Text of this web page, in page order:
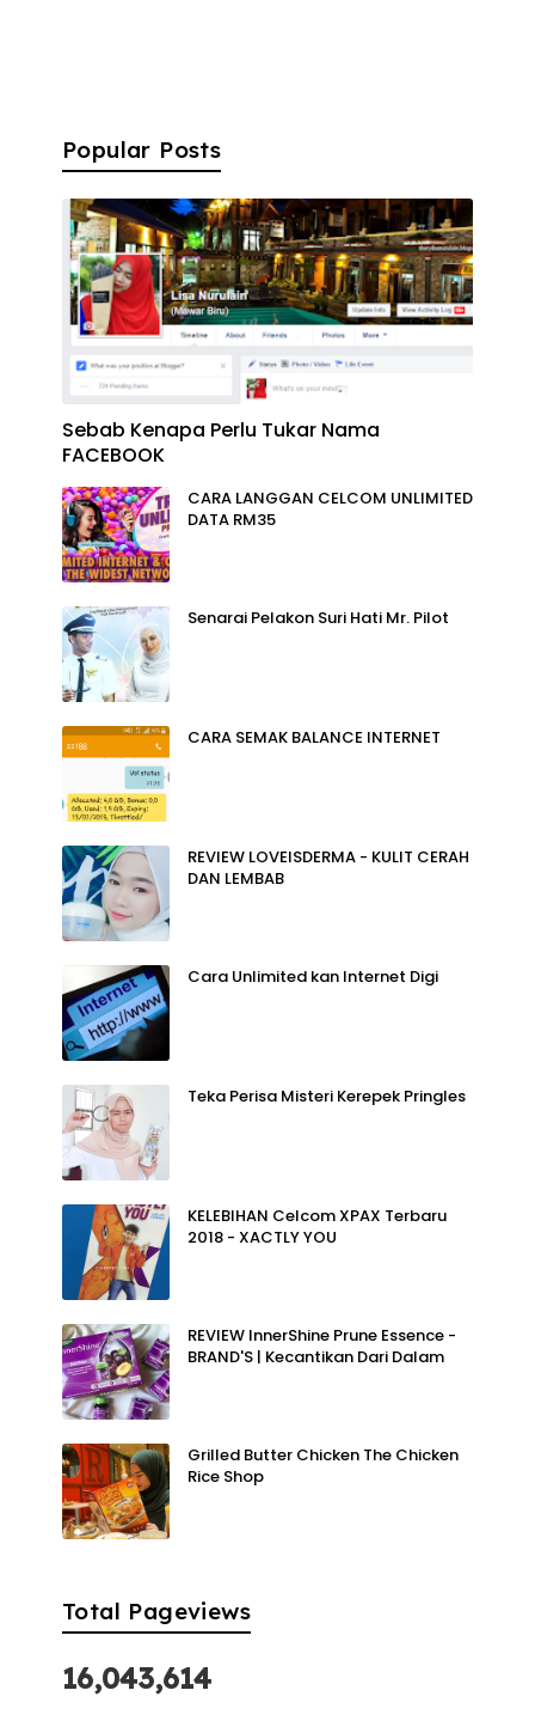
Popular Posts
Sebab Kenapa Perlu Tukar Nama
FACEBOOK
CARA LANGGAN CELCOM UNLIMITED
DATA RM35
Senarai Pelakon Suri Hati Mr. Pilot
CARA SEMAK BALANCE INTERNET
REVIEW LOVEISDERMA - KULIT CERAH
DAN LEMBAB
Cara Unlimited kan Internet Digi
Teka Perisa Misteri Kerepek Pringles
KELEBIHAN Celcom XPAX Terbaru
2018 - XACTLY YOU
REVIEW InnerShine Prune Essence -
BRAND'S | Kecantikan Dari Dalam
Grilled Butter Chicken The Chicken
Rice Shop
Total Pageviews
16,043,614